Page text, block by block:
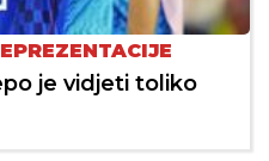
je vidjeti toliko